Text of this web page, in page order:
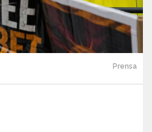
Prensa